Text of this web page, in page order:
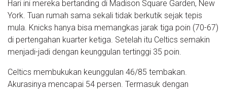
Hari ini mereka bertanding di Madison Square Garden, New
York. Tuan rumah sama sekali tidak berkutik sejak tepis
mula. Knicks hanya bisa memangkas jarak tiga poin (70-67)
di pertengahan kuarter ketiga. Setelah itu Celtics semakin
menjadi-jadi dengan keunggulan tertinggi 35 poin.
Celtics membukukan keunggulan 46/85 tembakan.
Akurasinya mencapai 54 persen. Termasuk dengan